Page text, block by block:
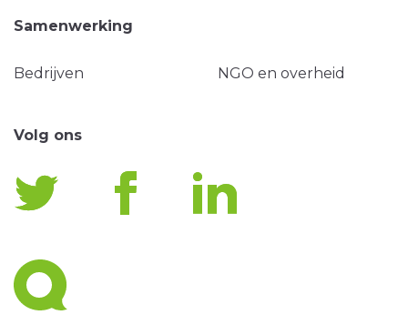
Samenwerking
Bedrijven NGO en overheid
Volg ons